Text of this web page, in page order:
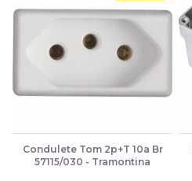
Condulete Tom 2p+T 10a Br
57115/030 - Tramontina